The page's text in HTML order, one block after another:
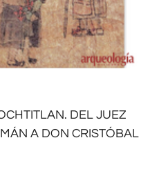
DEL JUEZ
A DON CRISTÓBAL